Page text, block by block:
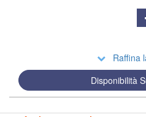
Raffina
Disponibilità